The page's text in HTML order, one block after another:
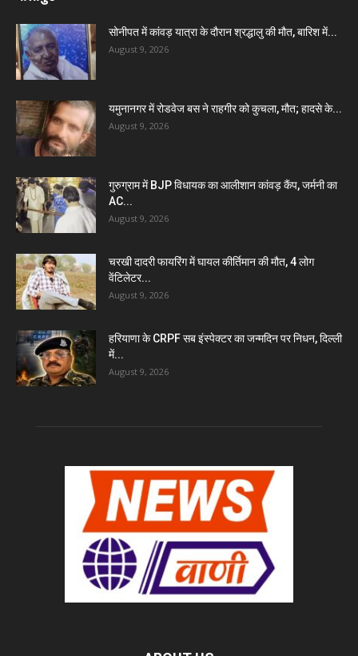
सोनीपत में कांवड़ यात्रा के दौरान श्रद्धालु की मौत, बारिश में...
August 9, 2026
यमुनानगर में रोडवेज बस ने राहगीर को कुचला, मौत; हादसे के...
August 9, 2026
गुरुग्राम में BJP विधायक का आलीशान कांवड़ कैंप, जर्मनी का
AC...
August 9, 2026
चरखी दादरी फायरिंग में घायल कीर्तिमान की मौत, 4 लोग
वेंटिलेटर...
August 9, 2026
हरियाणा के CRPF सब इंस्पेक्टर का जन्मदिन पर निधन, दिल्ली
में...
August 9, 2026